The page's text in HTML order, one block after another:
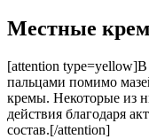
Местные
[attention
пальцами помимо
кремы. Некоторые из
действия благодаря
состав.[/attention]